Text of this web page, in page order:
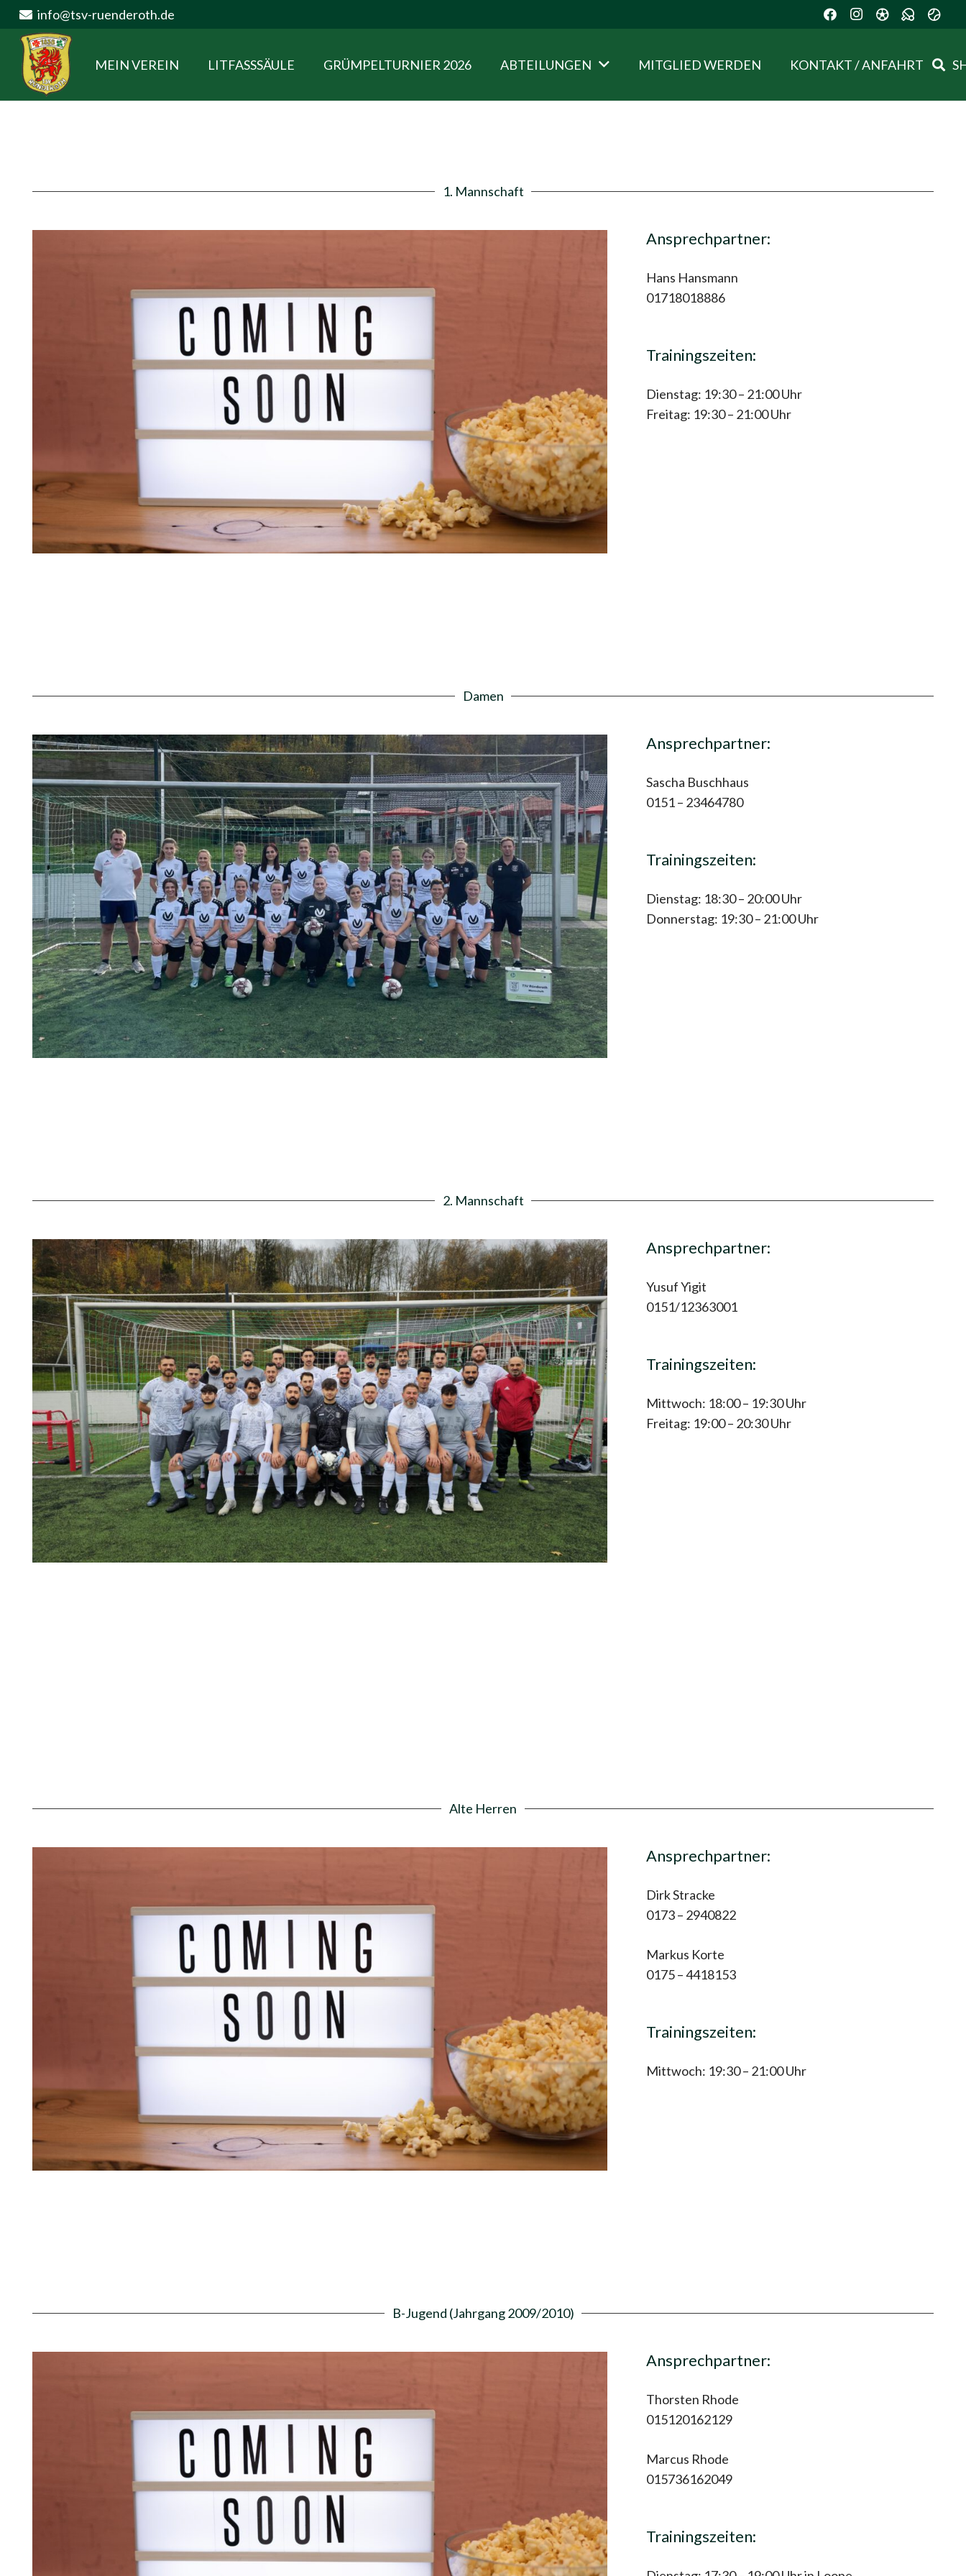
info@tsv-ruenderoth.de
MEIN VEREIN LITFASSSÄULE GRÜMPELTURNIER 2026 ABTEILUNGEN MITGLIED WERDEN KONTAKT / ANFAHRT
1. Mannschaft
Ansprechpartner:
Hans Hansmann
01718018886
Trainingszeiten:
Dienstag: 19:30 – 21:00 Uhr
Freitag: 19:30 – 21:00 Uhr
Damen
Ansprechpartner:
Sascha Buschhaus
0151 – 23464780
Trainingszeiten:
Dienstag: 18:30 – 20:00 Uhr
Donnerstag: 19:30 – 21:00 Uhr
2. Mannschaft
Ansprechpartner:
Yusuf Yigit
0151/12363001
Trainingszeiten:
Mittwoch: 18:00 – 19:30 Uhr
Freitag: 19:00 – 20:30 Uhr
Alte Herren
Ansprechpartner:
Dirk Stracke
0173 – 2940822
Markus Korte
0175 – 4418153
Trainingszeiten:
Mittwoch: 19:30 – 21:00 Uhr
B-Jugend (Jahrgang 2009/2010)
Ansprechpartner:
Thorsten Rhode
015120162129
Marcus Rhode
015736162049
Trainingszeiten: